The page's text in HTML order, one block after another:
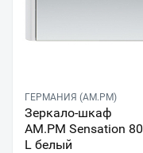
ГЕРМАНИЯ (AM.PM)
Зеркало-шкаф
AM.PM Sensation 80
L белый